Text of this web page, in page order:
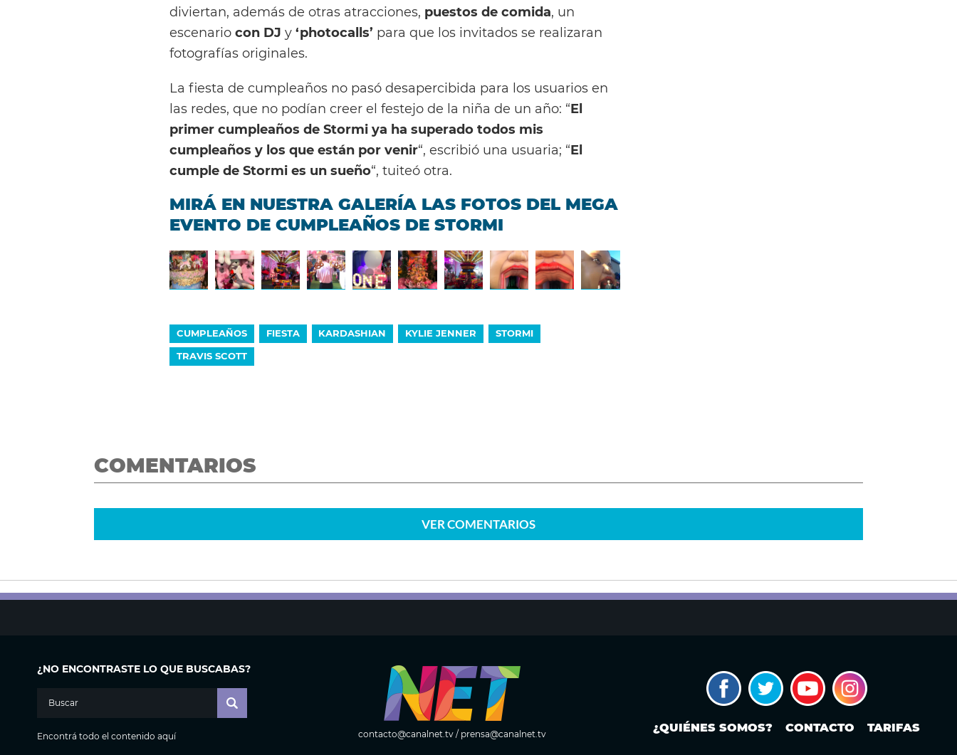
diviertan, además de otras atracciones, puestos de comida, un
escenario con DJ y ‘photocalls’ para que los invitados se realizaran
fotografías originales.
La fiesta de cumpleaños no pasó desapercibida para los usuarios en
las redes, que no podían creer el festejo de la niña de un año: “El
primer cumpleaños de Stormi ya ha superado todos mis
cumpleaños y los que están por venir“, escribió una usuaria; “El
cumple de Stormi es un sueño“, tuiteó otra.
MIRÁ EN NUESTRA GALERÍA LAS FOTOS DEL MEGA
EVENTO DE CUMPLEAÑOS DE STORMI
CUMPLEAÑOS FIESTA KARDASHIAN KYLIE JENNER
STORMI
TRAVIS SCOTT
COMENTARIOS
VERCOMENTARIOS
¿NO ENCONTRASTE LO QUE BUSCABAS?
Encontrá todo el contenido aquí contacto@canalnet.tv/ prensa@canalnet.tv ¿QUIÉNES SOMOS? CONTACTO TARIFAS